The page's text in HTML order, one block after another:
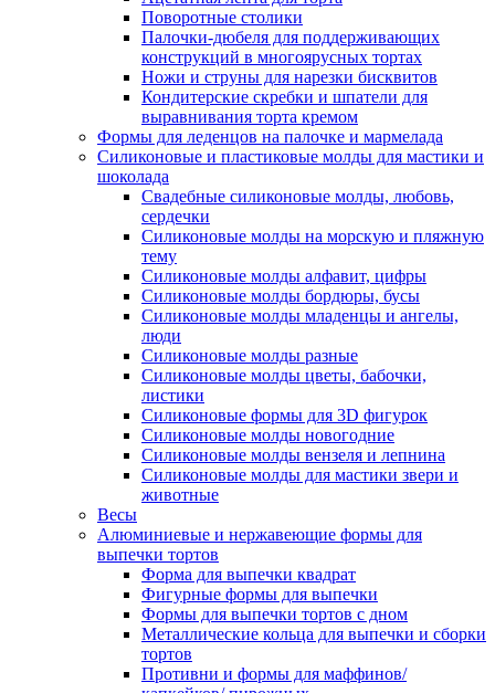
Поворотные столики
Палочки-дюбеля для поддерживающих
конструкций в многоярусных тортах
Ножи и струны для нарезки бисквитов
Кондитерские скребки и шпатели для
выравнивания торта кремом
Формы для леденцов на палочке и мармелада
Силиконовые и пластиковые молды для мастики и
шоколада
Свадебные силиконовые молды, любовь,
сердечки
Силиконовые молды на морскую и пляжную
тему
Силиконовые молды алфавит, цифры
Силиконовые молды бордюры, бусы
Силиконовые молды младенцы и ангелы,
люди
Силиконовые молды разные
Силиконовые молды цветы, бабочки,
листики
Силиконовые формы для 3D фигурок
Силиконовые молды новогодние
Силиконовые молды вензеля и лепнина
Силиконовые молды для мастики звери и
животные
Весы
Алюминиевые и нержавеющие формы для
выпечки тортов
Форма для выпечки квадрат
Фигурные формы для выпечки
Формы для выпечки тортов с дном
Металлические кольца для выпечки и сборки
тортов
Противни и формы для маффинов/